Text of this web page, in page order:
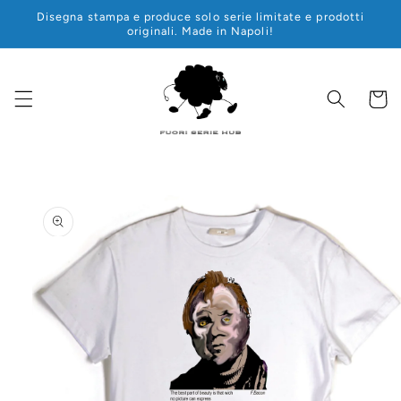
direttamente
Disegna stampa e produce solo serie limitate e prodotti
originali. Made in Napoli!
Carrello
informazioni
sul prodotto